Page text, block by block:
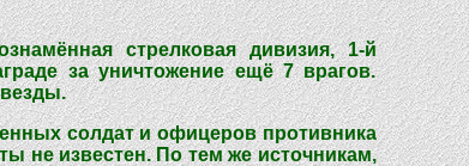
стрелковая дивизия, 1-й
за уничтожение ещё 7 врагов.
солдат и офицеров противника
не известен. По тем же источникам,